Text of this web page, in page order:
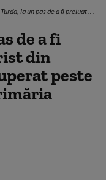
a fi preluată de un afacerist din Oradea. El are de recuperat peste 9 milioane lei de la primăria clujeană
de a fi
din
peste